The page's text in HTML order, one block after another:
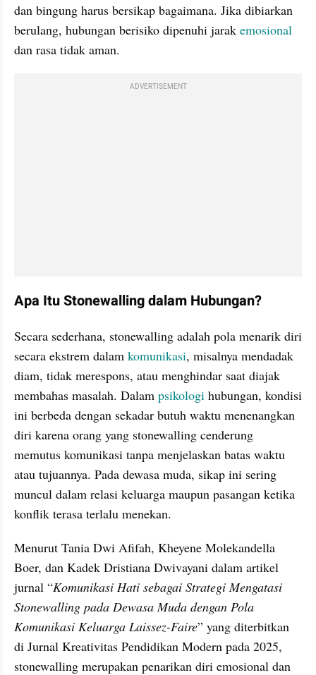
dan bingung harus bersikap bagaimana. Jika dibiarkan
berulang, hubungan berisiko dipenuhi jarak emosional
dan rasa tidak aman.
ADVERTISEMENT
Apa Itu Stonewalling dalam Hubungan?
Secara sederhana, stonewalling adalah pola menarik diri
secara ekstrem dalam komunikasi, misalnya mendadak
diam, tidak merespons, atau menghindar saat diajak
membahas masalah. Dalam psikologi hubungan, kondisi
ini berbeda dengan sekadar butuh waktu menenangkan
diri karena orang yang stonewalling cenderung
memutus komunikasi tanpa menjelaskan batas waktu
atau tujuannya. Pada dewasa muda, sikap ini sering
muncul dalam relasi keluarga maupun pasangan ketika
konflik terasa terlalu menekan.
Menurut Tania Dwi Afifah, Kheyene Molekandella
Boer, dan Kadek Dristiana Dwivayani dalam artikel
jurnal “Komunikasi Hati sebagai Strategi Mengatasi
Stonewalling pada Dewasa Muda dengan Pola
Komunikasi Keluarga Laissez-Faire” yang diterbitkan
di Jurnal Kreativitas Pendidikan Modern pada 2025,
stonewalling merupakan penarikan diri emosional dan